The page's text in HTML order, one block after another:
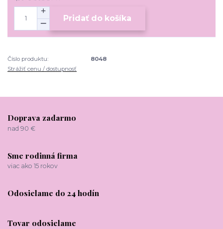
Pridať do košíka
Číslo produktu:
8048
Strážiť cenu / dostupnosť
Doprava zadarmo
nad 90 €
Sme rodinná firma
viac ako 15 rokov
Odosielame do 24 hodín
Tovar odosielame